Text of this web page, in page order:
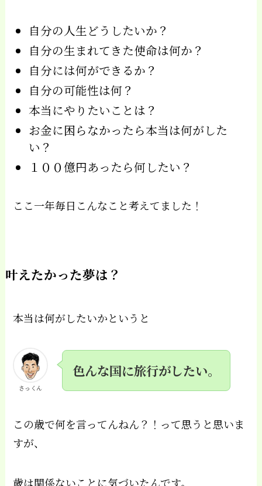
自分の人生どうしたいか？
自分の生まれてきた使命は何か？
自分には何ができるか？
自分の可能性は何？
本当にやりたいことは？
お金に困らなかったら本当は何がした
い？
１００億円あったら何したい？
ここ一年毎日こんなこと考えてました！
叶えたかった夢は？
本当は何がしたいかというと
さっくん
色んな国に旅行がしたい。
この歳で何を言ってんねん？！って思うと思いま
すが、
歳は関係ないことに気づいたんです。